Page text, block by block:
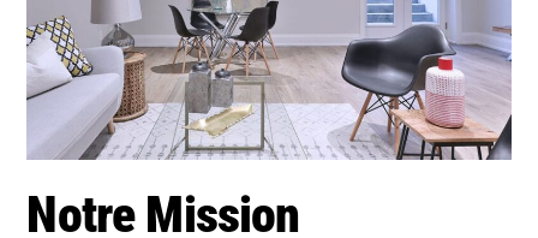
Notre Mission